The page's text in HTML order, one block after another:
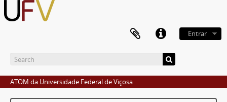
Entrar
ATOM da Universidade Federal de Viçosa